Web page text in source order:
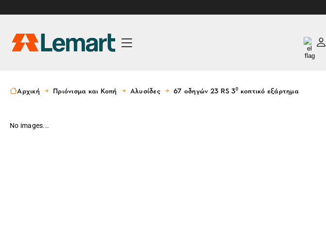
Αρχική Πριόνισμα και Κοπή Αλυσίδες 67 οδηγών 23 RS 3⁰ κοπτικό εξάρτημα
No images...